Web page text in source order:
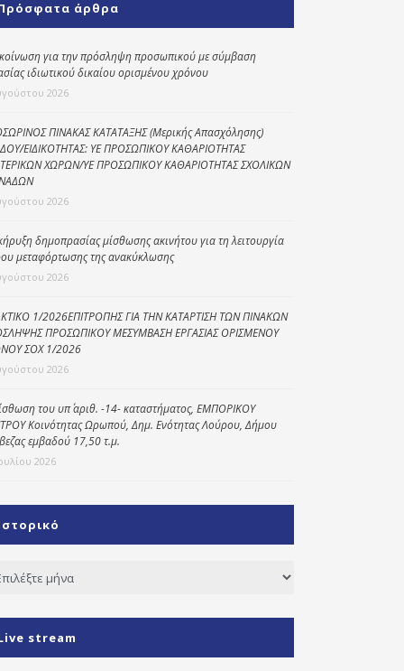
Kοινωνικό
φαρμακείο
Πρόγραμμα
“Βοήθεια στο σπίτι”
Κέντρο Ημερήσιας
Φροντίδας
άρθρα
για την πρόσληψη προσωπικού με σύμβαση
ιδιωτικού δικαίου ορισμένου χρόνου
2026
ΠΙΝΑΚΑΣ ΚΑΤΑΤΑΞΗΣ (Μερικής Απασχόλησης)
ΕΙΔΙΚΟΤΗΤΑΣ: ΥΕ ΠΡΟΣΩΠΙΚΟΥ ΚΑΘΑΡΙΟΤΗΤΑΣ
ΧΩΡΩΝ/ΥΕ ΠΡΟΣΩΠΙΚΟΥ ΚΑΘΑΡΙΟΤΗΤΑΣ ΣΧΟΛΙΚΩΝ
2026
δημοπρασίας μίσθωσης ακινήτου για τη λειτουργία
μεταφόρτωσης της ανακύκλωσης
2026
1/2026ΕΠΙΤΡΟΠΗΣ ΓΙΑ ΤΗΝ ΚΑΤΑΡΤΙΣΗ ΤΩΝ ΠΙΝΑΚΩΝ
ΠΡΟΣΩΠΙΚΟΥ ΜΕΣΥΜΒΑΣΗ ΕΡΓΑΣΙΑΣ ΟΡΙΣΜΕΝΟΥ
ΣΟΧ 1/2026
2026
του υπ΄ αριθ. -14- καταστήματος, ΕΜΠΟΡΙΚΟΥ
Κοινότητας Ωρωπού, Δημ. Ενότητας Λούρου, Δήμου
εμβαδού 17,50 τ.μ.
2026
stream